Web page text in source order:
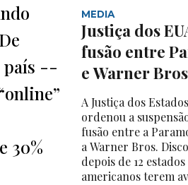
país --
30%
MEDIA
Justiça dos
fusão entre
e Warner
A Justiça dos
ordenou a
fusão entre a
a Warner Bros.
depois de 12
americanos terem